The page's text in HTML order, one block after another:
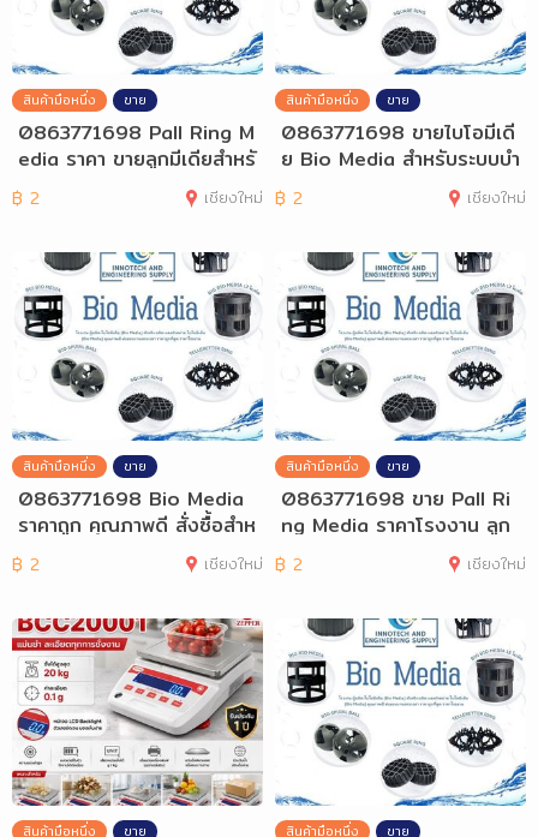
สินค้ามือหนึ่ง ขาย
0863771698 Pall Ring M
edia ราคา ขายลูกมีเดียสำหรั
บระบบบำบัด
฿ 2 เชียงใหม่
สินค้ามือหนึ่ง ขาย
0863771698 ขายไบโอมีเดี
ย Bio Media สำหรับระบบบำ
บัดน้ำเสีย
฿ 2 เชียงใหม่
สินค้ามือหนึ่ง ขาย
0863771698 Bio Media
ราคาถูก คุณภาพดี สั่งซื้อสำห
รับงานโรง
฿ 2 เชียงใหม่
สินค้ามือหนึ่ง ขาย
0863771698 ขาย Pall Ri
ng Media ราคาโรงงาน ลูก
มีเดียบำบัดน้
฿ 2 เชียงใหม่
สินค้ามือหนึ่ง ขาย สินค้ามือหนึ่ง ขาย